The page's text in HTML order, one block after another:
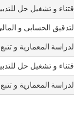
اقتناء و تشغيل حل
التدقيق الحسابي و
الدراسة المعمارية و
اقتناء و تشغيل حل
الدراسة المعمارية و